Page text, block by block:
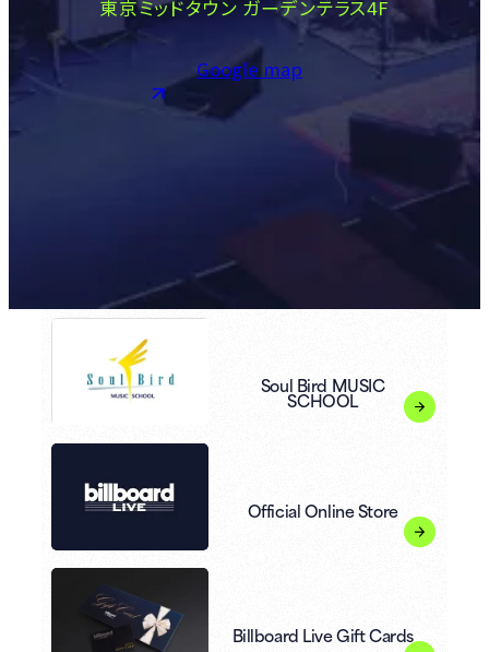
東京ミッドタウン ガーデンテラス4F
Google map
Soul Bird MUSIC
SCHOOL
Official Online Store
Billboard Live Gift Cards